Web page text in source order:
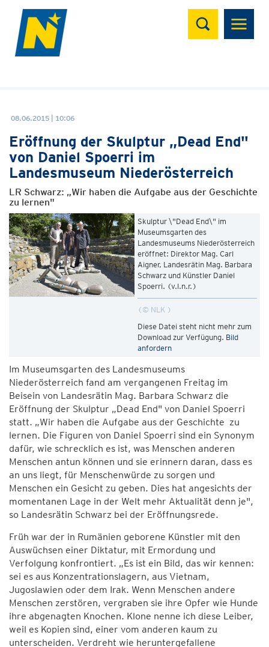
Suchen
08.06.2015 | 10:06
Eröffnung der Skulptur „Dead End"
von Daniel Spoerri im
Landesmuseum Niederösterreich
LR Schwarz: „Wir haben die Aufgabe aus der Geschichte
zu lernen"
Skulptur \"Dead End\" im
Museumsgarten des
Landesmuseums Niederösterreich
eröffnet: Direktor Mag. Carl
Aigner, Landesrätin Mag. Barbara
Schwarz und Künstler Daniel
Spoerri. (v.l.n.r.)
© NLK
Diese Datei steht nicht mehr zum
Download zur Verfügung. Bild
anfordern
Im Museumsgarten des Landesmuseums
Niederösterreich fand am vergangenen Freitag im
Beisein von Landesrätin Mag. Barbara Schwarz die
Eröffnung der Skulptur „Dead End" von Daniel Spoerri
statt. „Wir haben die Aufgabe aus der Geschichte zu
lernen. Die Figuren von Daniel Spoerri sind ein Synonym
dafür, wie schrecklich es ist, was Menschen anderen
Menschen antun können und sie erinnern daran, dass es
an uns liegt, für Menschenwürde zu sorgen und
Menschen ein Gesicht zu geben. Dies hat angesichts der
momentanen Lage in der Welt mehr Aktualität denn je",
so Landesrätin Schwarz bei der Eröffnungsrede.
Früh war der in Rumänien geborene Künstler mit den
Auswüchsen einer Diktatur, mit Ermordung und
Verfolgung konfrontiert. „Es ist ein Bild, das wir kennen:
sei es aus Konzentrationslagern, aus Vietnam,
Jugoslawien oder dem Irak. Wenn Menschen andere
Menschen zerstören, vergraben sie ihre Opfer wie Hunde
ihre abgenagten Knochen. Klone nenne ich diese Leiber,
weil es Kopien sind, einer vom anderen kaum zu
unterscheiden. Verdreht wie heruntergefallene